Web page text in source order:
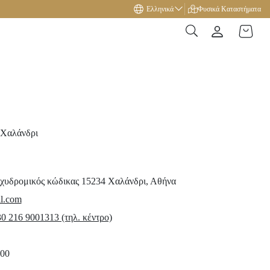
Δώρο με αγορές άνω των 49€!
Ελληνικά Φυσικά Καταστήματα
κώδικας 15234 Χαλάνδρι, Αθήνα
216 9001313 (τηλ. κέντρο)